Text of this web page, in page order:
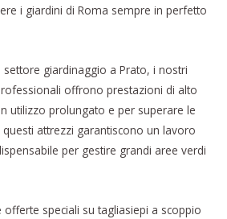
i giardini di Roma sempre in perfetto
giardinaggio a Prato, i nostri
offrono prestazioni di alto
utilizzo prolungato e per superare le
attrezzi garantiscono un lavoro
per gestire grandi aree verdi
speciali su tagliasiepi a scoppio